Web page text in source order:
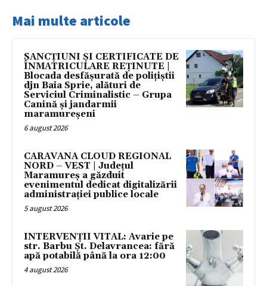
Mai multe articole
SANCȚIUNI ȘI CERTIFICATE DE
ÎNMATRICULARE REȚINUTE |
Blocada desfășurată de polițiștii
djn Baia Sprie, alături de
Serviciul Criminalistic – Grupa
Canină și jandarmii
maramureșeni
6 august 2026
CARAVANA CLOUD REGIONAL
NORD – VEST | Județul
Maramureș a găzduit
evenimentul dedicat digitalizării
administrației publice locale
5 august 2026
INTERVENȚII VITAL: Avarie pe
str. Barbu Șt. Delavrancea: fără
apă potabilă până la ora 12:00
4 august 2026